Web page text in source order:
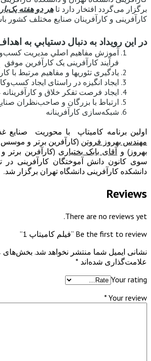
برگزار می‌گردد افتخار دارد تاهر دو هفته یک‌بار
کارآفرینی و کارآفرینان صنایع مختلف کشور
در این رویداد به دنبال دستيابي به
آموزش مفاهیم اصلي مدیریت
فرآیند کارآفرینی یک کارآفرین موفق
یادگیری تئوری­ها و مفاهیم مرتبط با
ایجاد انگیزه در راستای ایجاد
ایجاد فرصت تفکر خلاق و
ارتباط با بزرگان و صاحب‌نظران
شبکه‌سازی کارآفرینانه
اولین برنامه کامیتاپ با محوریت صنایع
مهندس بهروز فروتن (کارآفرین برتر و موسس
بهروز) و آقای بابک بختیاری (کارآفرین
دانشکده کارآفرینی دانشگاه تهران برگزار شد.
Reviews
There are no reviews yet.
Be the first to review “فیلم کامیتاپ 1”
نشانی ایمیل شما منتشر نخواهد شد. بخش‌های
علامت‌گذاری شده‌اند *
Your rating
Your review
*